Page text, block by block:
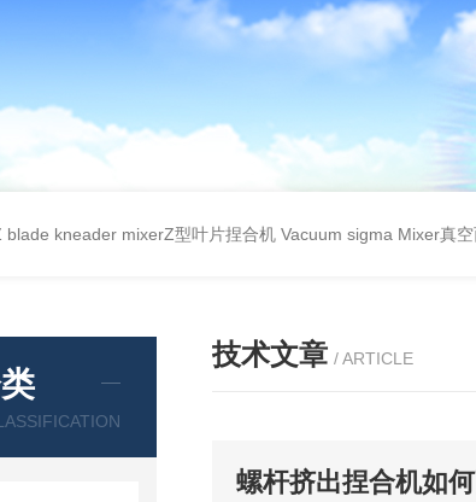
blade kneader mixerZ型叶片捏合机 Vacuum sigma Mixer真
技术文章 / ARTICLE
螺杆挤出捏合机如